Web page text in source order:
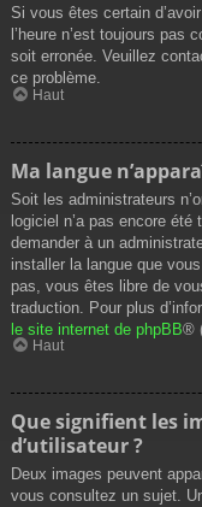
Si vous êtes certain
l’heure n’est toujours pas
soit erronée. Veuillez
ce problème.
Haut
Ma langue
Soit les administrateurs
logiciel n’a pas encore
demander à un
installer la langue que
pas, vous êtes libre de
traduction. Pour plus
le site internet de phpBB®
Haut
Que signifient les
d’utilisateur ?
Deux images peuvent
vous consultez un sujet.